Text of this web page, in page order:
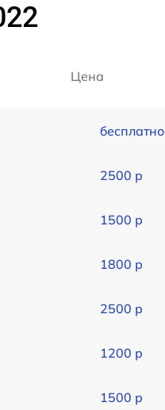
Цена
бесплатно
2500 р
1500 р
1800 р
2500 р
1200 р
1500 р